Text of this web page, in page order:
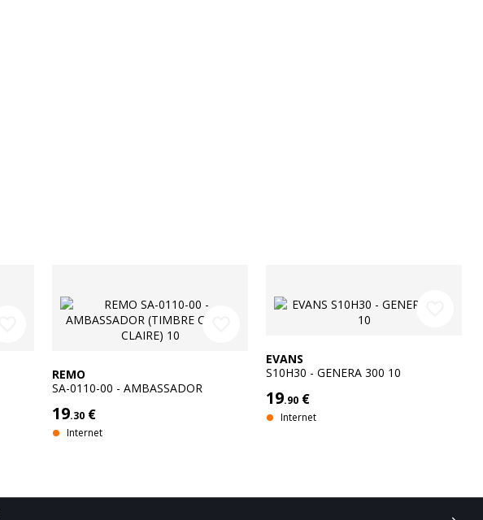
REMO
SA-0110-00 - AMBASSADOR
19.30 €
Internet
EVANS
S10H30 - GENERA 300 10
19.90 €
Internet